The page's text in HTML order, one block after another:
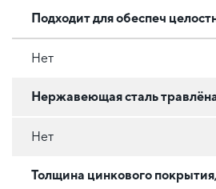
Подходит для обеспеч
Нет
Нержавеющая сталь
Нет
Толщина цинкового